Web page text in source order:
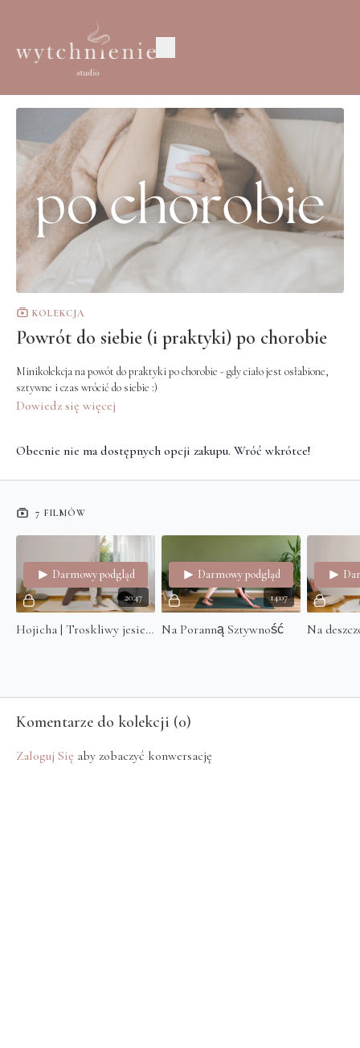
KOLEKCJA
Powrót do siebie (i praktyki) po chorobie
Minikolekcja na powót do praktyki po chorobie - gdy ciało jest osłabione,
sztywne i czas wrócić do siebie :)
Dowiedz się więcej
Obecnie nie ma dostępnych opcji zakupu. Wróć wkrótce!
7 FILMÓW
20:47
Darmowy podgląd
Hojicha | Troskliwy jesienny ruch (na poranną sztywność/czas menstruacji)
14:07
Darmowy podgląd
Na Poranną Sztywność
Komentarze do kolekcji (0)
Zaloguj Się aby zobaczyć konwersację